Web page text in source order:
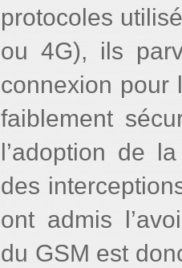
protocoles
ou 4G), ils
connexion pour
faiblement
l’adoption de
des
ont admis
du GSM est